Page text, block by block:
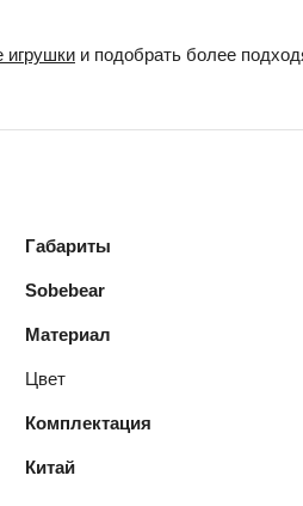
игрушки и подобрать более
Габариты
Sobebear
Материал
Цвет
Комплектация
Китай